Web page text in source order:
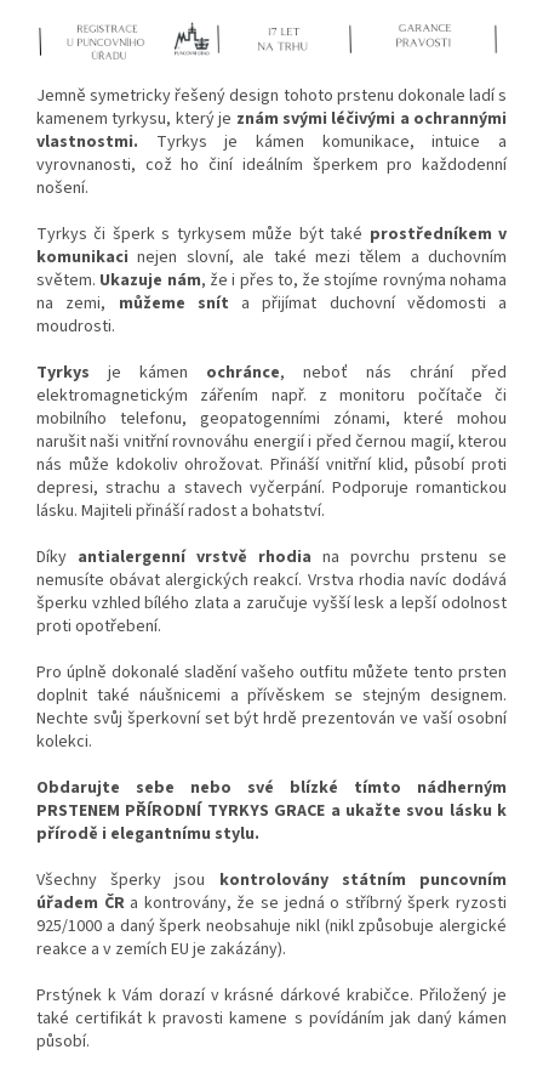
Jemně symetricky řešený design tohoto prstenu dokonale ladí s
kamenem tyrkysu, který je znám svými léčivými a ochrannými
vlastnostmi. Tyrkys je kámen komunikace, intuice a
vyrovnanosti, což ho činí ideálním šperkem pro každodenní
nošení.
Tyrkys či šperk s tyrkysem může být také prostředníkem v
komunikaci nejen slovní, ale také mezi tělem a duchovním
světem. Ukazuje nám, že i přes to, že stojíme rovnýma nohama
na zemi, můžeme snít a přijímat duchovní vědomosti a
moudrosti.
Tyrkys je kámen ochránce, neboť nás chrání před
elektromagnetickým zářením např. z monitoru počítače či
mobilního telefonu, geopatogenními zónami, které mohou
narušit naši vnitřní rovnováhu energií i před černou magií, kterou
nás může kdokoliv ohrožovat. Přináší vnitřní klid, působí proti
depresi, strachu a stavech vyčerpání. Podporuje romantickou
lásku. Majiteli přináší radost a bohatství.
Díky antialergenní vrstvě rhodia na povrchu prstenu se
nemusíte obávat alergických reakcí. Vrstva rhodia navíc dodává
šperku vzhled bílého zlata a zaručuje vyšší lesk a lepší odolnost
proti opotřebení.
Pro úplně dokonalé sladění vašeho outfitu můžete tento prsten
doplnit také náušnicemi a přívěskem se stejným designem.
Nechte svůj šperkovní set být hrdě prezentován ve vaší osobní
kolekci.
Obdarujte sebe nebo své blízké tímto nádherným
PRSTENEM PŘÍRODNÍ TYRKYS GRACE a ukažte svou lásku k
přírodě i elegantnímu stylu.
Všechny šperky jsou kontrolovány státním puncovním
úřadem ČRa kontrovány, že se jedná o stříbrný šperk ryzosti
925/1000 a daný šperk neobsahuje nikl (nikl způsobuje alergické
reakce a v zemích EU je zakázány).
Prstýnek k Vám dorazí v krásné dárkové krabičce. Přiložený je
také certifikát k pravosti kamene s povídáním jak daný kámen
působí.